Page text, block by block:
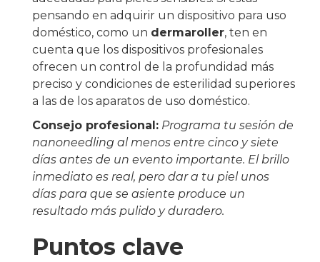
pensando en adquirir un dispositivo para uso
doméstico, como un dermaroller, ten en
cuenta que los dispositivos profesionales
ofrecen un control de la profundidad más
preciso y condiciones de esterilidad superiores
a las de los aparatos de uso doméstico.
Consejo profesional: Programa tu sesión de
nanoneedling al menos entre cinco y siete
días antes de un evento importante. El brillo
inmediato es real, pero dar a tu piel unos
días para que se asiente produce un
resultado más pulido y duradero.
Puntos clave